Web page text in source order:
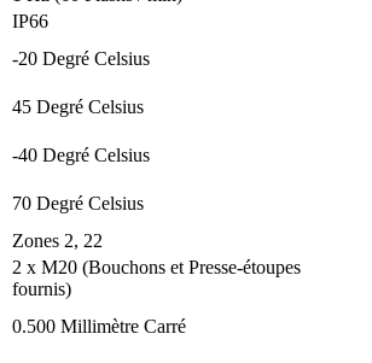
IP66
-20 Degré Celsius
45 Degré Celsius
-40 Degré Celsius
70 Degré Celsius
Zones 2, 22
2 x M20 (Bouchons et Presse-étoupes
fournis)
0.500 Millimètre Carré